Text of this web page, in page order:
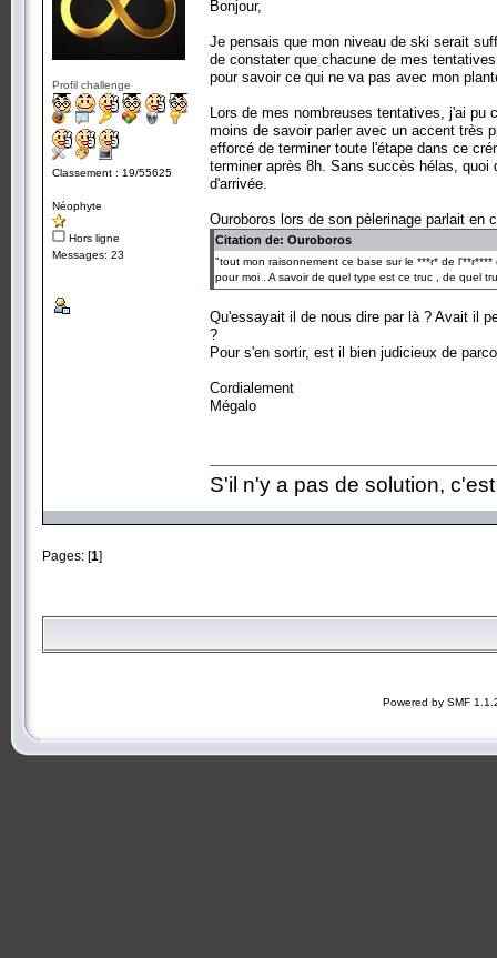
Profil challenge
Classement : 19/55625
Néophyte
Hors ligne
Messages: 23
Bonjour,
Je pensais que mon niveau de ski serait
de constater que chacune de mes
pour savoir ce qui ne va pas avec mon
Lors de mes nombreuses tentatives, j'ai
moins de savoir parler avec un accent très
efforcé de terminer toute l'étape dans ce
terminer après 8h. Sans succès hélas,
d'arrivée.
Ouroboros lors de son pèlerinage parlait en
Citation de: Ouroboros
"tout mon raisonnement ce base sur le ***r* de
pour moi . A savoir de quel type est ce truc , de quel
Qu'essayait il de nous dire par là ? Avait il
?
Pour s'en sortir, est il bien judicieux de
Cordialement
Mégalo
S'il n'y a pas de solution,
Pages: [1]
Powered by SMF